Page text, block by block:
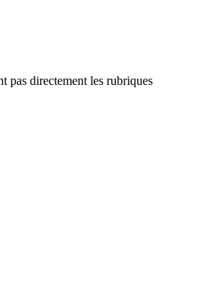
pas directement les rubriques